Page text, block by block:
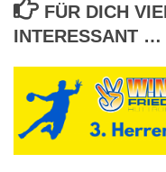
FÜR DICH
INTERESSANT …